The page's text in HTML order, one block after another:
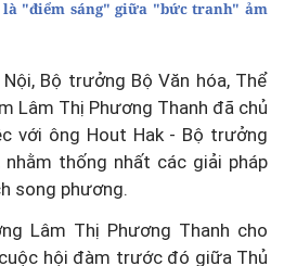
"điểm sáng" giữa "bức tranh" ảm
Bộ trưởng Bộ Văn hóa, Thể
Lâm Thị Phương Thanh đã chủ
với ông Hout Hak - Bộ trưởng
nhằm thống nhất các giải pháp
song phương.
Lâm Thị Phương Thanh cho
hội đàm trước đó giữa Thủ